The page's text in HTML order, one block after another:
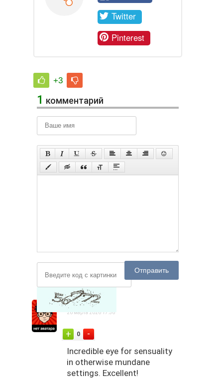
Twitter
Pinterest
+3
1 комментарий
Отправить
Algee
26 марта 2026 17:56
+ 0 -
Incredible eye for sensuality
in otherwise mundane
settings. Excellent!